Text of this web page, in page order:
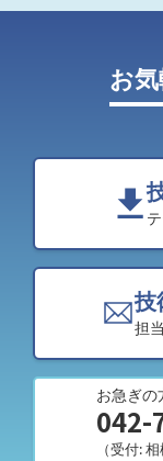
お
技
担
お急ぎの
042-
（受付: